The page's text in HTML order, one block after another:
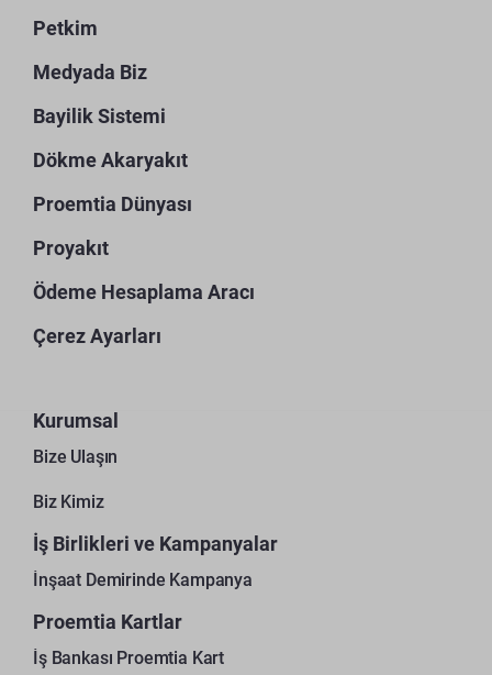
Petkim
Medyada Biz
Bayilik Sistemi
Dökme Akaryakıt
Proemtia Dünyası
Proyakıt
Ödeme Hesaplama Aracı
Çerez Ayarları
Kurumsal
Bize Ulaşın
Biz Kimiz
İş Birlikleri ve Kampanyalar
İnşaat Demirinde Kampanya
Proemtia Kartlar
İş Bankası Proemtia Kart